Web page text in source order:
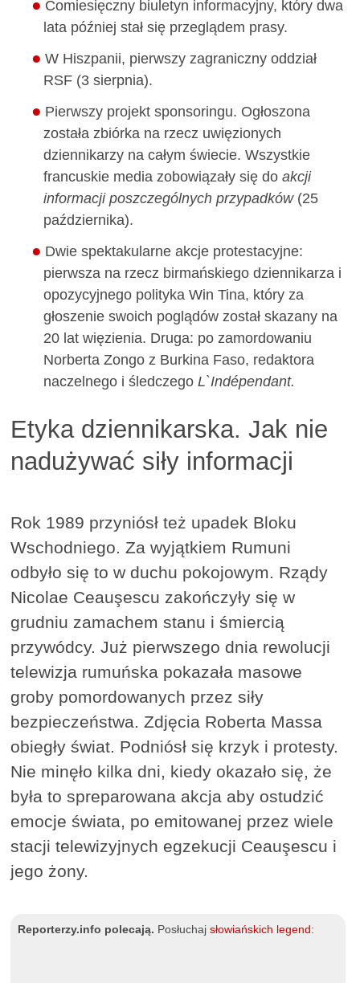
Comiesięczny biuletyn informacyjny, który dwa
lata później stał się przeglądem prasy.
W Hiszpanii, pierwszy zagraniczny oddział
RSF (3 sierpnia).
Pierwszy projekt sponsoringu. Ogłoszona
została zbiórka na rzecz uwięzionych
dziennikarzy na całym świecie. Wszystkie
francuskie media zobowiązały się do akcji
informacji poszczególnych przypadków (25
października).
Dwie spektakularne akcje protestacyjne:
pierwsza na rzecz birmańskiego dziennikarza i
opozycyjnego polityka Win Tina, który za
głoszenie swoich poglądów został skazany na
20 lat więzienia. Druga: po zamordowaniu
Norberta Zongo z Burkina Faso, redaktora
naczelnego i śledczego L`Indépendant.
Etyka dziennikarska. Jak nie
nadużywać siły informacji
Rok 1989 przyniósł też upadek Bloku
Wschodniego. Za wyjątkiem Rumuni
odbyło się to w duchu pokojowym. Rządy
Nicolae Ceauşescu zakończyły się w
grudniu zamachem stanu i śmiercią
przywódcy. Już pierwszego dnia rewolucji
telewizja rumuńska pokazała masowe
groby pomordowanych przez siły
bezpieczeństwa. Zdjęcia Roberta Massa
obiegły świat. Podniósł się krzyk i protesty.
Nie minęło kilka dni, kiedy okazało się, że
była to spreparowana akcja aby ostudzić
emocje świata, po emitowanej przez wiele
stacji telewizyjnych egzekucji Ceauşescu i
jego żony.
Reporterzy.info polecają. Posłuchajsłowiańskich legend :